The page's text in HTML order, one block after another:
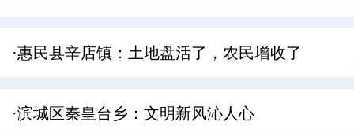
·惠民县辛店镇：土地盘活了，农民增收了
·滨城区秦皇台乡：文明新风沁人心